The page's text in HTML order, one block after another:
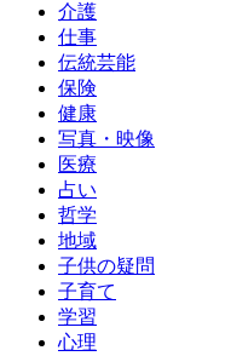
介護
仕事
伝統芸能
保険
健康
写真・映像
医療
占い
哲学
地域
子供の疑問
子育て
学習
心理